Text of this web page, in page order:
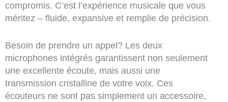
compromis. C’est l’expérience musicale que vous
méritez – fluide, expansive et remplie de précision.
Besoin de prendre un appel? Les deux
microphones intégrés garantissent non seulement
une excellente écoute, mais aussi une
transmission cristalline de votre voix. Ces
écouteurs ne sont pas simplement un accessoire,